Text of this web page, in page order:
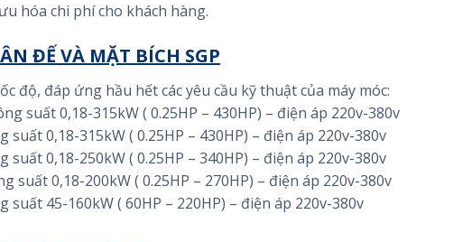
hóa chi phí cho khách hàng.
ĐẾ VÀ MẶT BÍCH SGP
độ, đáp ứng hầu hết các yêu cầu kỹ thuật của máy móc:
suất 0,18-315kW ( 0.25HP – 430HP) – điện áp 220v-380v
0,18-315kW ( 0.25HP – 430HP) – điện áp 220v-380v
0,18-250kW ( 0.25HP – 340HP) – điện áp 220v-380v
suất 0,18-200kW ( 0.25HP – 270HP) – điện áp 220v-380v
45-160kW ( 60HP – 220HP) – điện áp 220v-380v